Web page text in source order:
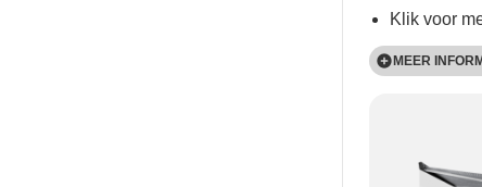
Klik voor
MEER
het uiteinde